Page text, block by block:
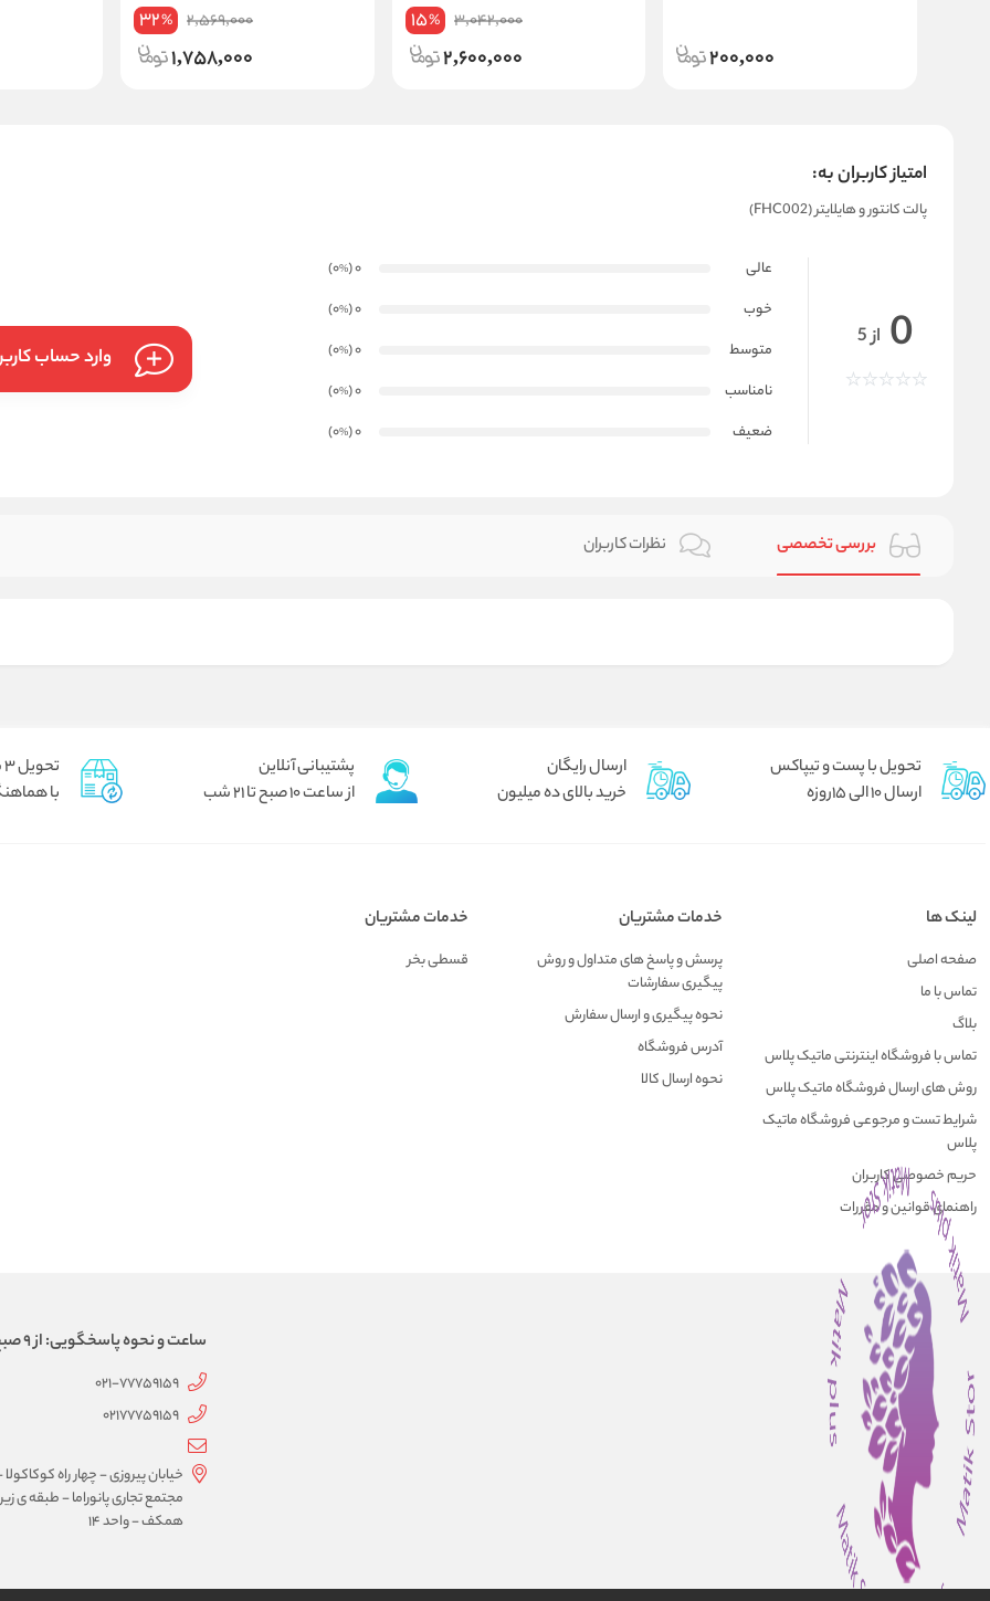
200,000
3,042,000
15%
2,600,000
2,569,000
32%
1,758,000
امتیاز کاربران به:
پالت کانتور و هایلایتر (FHC002)
0 از 5
عالی 0
(0
%
)
خوب
0
(0
%
)
متوسط
0
(0
%
)
نامناسب
0
(0
%
)
ضعیف
0
(0
%
)
وارد حساب
بررسی تخصصی نظرات کاربران
تحویل با پست و تیپاکس
ارسال 10 الی 15روزه
ارسال رایگان
خرید بالای ده میلیون
پشتیبانی آنلاین
از ساعت 10 صبح تا 21 شب
تحویل 3 ساعته برای تهران پیک
با
لینک ها
صفحه اصلی
تماس با ما
بلاگ
تماس با فروشگاه اینترنتی ماتیک پلاس
روش های ارسال فروشگاه ماتیک پلاس
شرایط تست و مرجوعی فروشگاه ماتیک
پلاس
حریم خصوصی کاربران
راهنمای قوانین و مقررات
خدمات مشتریان
پرسش و پاسخ های متداول و روش
پیگیری سفارشات
نحوه پیگیری و ارسال سفارش
آدرس فروشگاه
نحوه ارسال کالا
خدمات مشتریان
قسطی بخر
ساعت و نحوه پاسخگویی: از 9 صبح الی 21، پاسخگویی به صورت تماس تلفنی
021-77759159
02177759159
خیابان پیروزی - چهار راه
مجتمع تجاری پانوراما - طبقه ی زیر
همکف - واحد 14